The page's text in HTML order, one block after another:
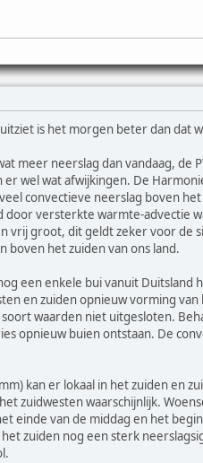
is het morgen beter dan dat
meer neerslag dan vandaag, de
wel wat afwijkingen. De
convectieve neerslag boven
versterkte warmte-advectie
groot, dit geldt zeker voor de
boven het zuiden van ons land.
een enkele bui vanuit
en zuiden opnieuw vorming
waarden niet uitgesloten.
opnieuw buien ontstaan. De
kan er lokaal in het zuiden en
zuidwesten waarschijnlijk.
einde van de middag en het
zuiden nog een sterk